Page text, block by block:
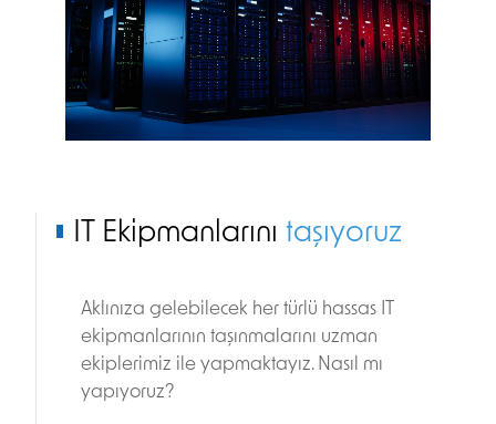
IT Ekipmanlarınıtaşıyoruz
Aklınıza gelebilecek her türlü hassas IT
ekipmanlarının taşınmalarını uzman
ekiplerimiz ile yapmaktayız. Nasıl mı
yapıyoruz?